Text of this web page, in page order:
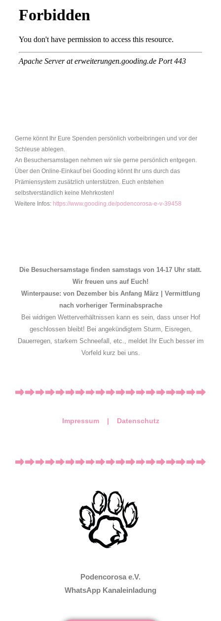
Gerne könnt Ihr Eure Spenden persönlich vorbeibringen und vor der
Schleuse ablegen.
An Besuchersamstagen nehmen wir sie gerne persönlich entgegen.
Über den Online-Einkauf bei Gooding könnt Ihr uns durch das
Prämiensystem zusätzlich unterstützen. Euch entstehen
selbstverständlich keine Mehrkosten!
Weitere Infos: https://www.gooding.de/podencorosa-e-v-39458
Die Besuchersamstage finden samstags von 14-17 Uhr statt.
Wir freuen uns auf Euch!
Winterpause: von Dezember bis Anfang März | Vermittlung
nach vorheriger Terminabsprache
Bei widrigen Wetterverhältnissen kann es sein, dass unser Hof
geschlossen bleibt! Bei angekündigtem Sturm, Eisregen,
Dauerregen, starkem Schneefall, etc., meldet Ihr Euch besser im
Vorfeld kurz bei uns.
Impressum | Datenschutz
Podencorosa e.V.
WhatsApp Kanaleinladung